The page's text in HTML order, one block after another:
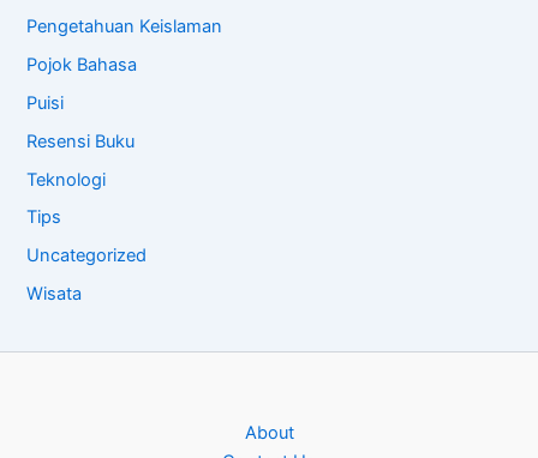
Pengetahuan Keislaman
Pojok Bahasa
Puisi
Resensi Buku
Teknologi
Tips
Uncategorized
Wisata
About